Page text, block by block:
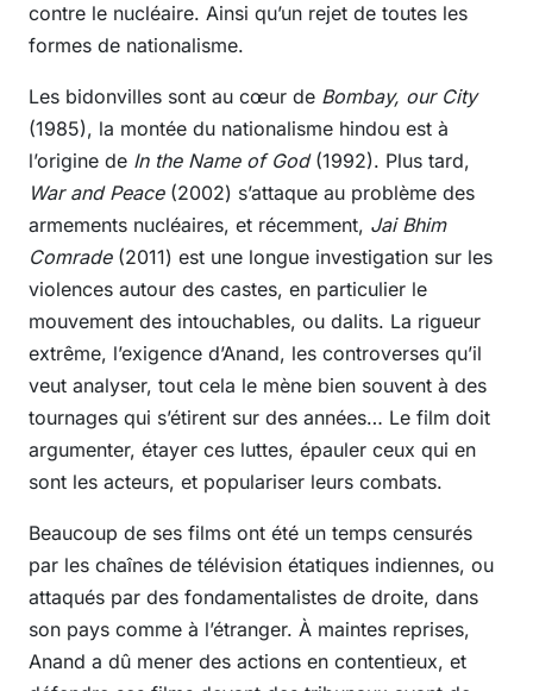
contre le nucléaire. Ainsi qu’un rejet de toutes les
formes de nationalisme.
Les bidonvilles sont au cœur de Bombay, our City
(1985), la montée du nationalisme hindou est à
l’origine de In the Name of God(1992). Plus tard,
War and Peace(2002) s’attaque au problème des
armements nucléaires, et récemment, Jai Bhim
Comrade(2011) est une longue investigation sur les
violences autour des castes, en particulier le
mouvement des intouchables, ou dalits. La rigueur
extrême, l’exigence d’Anand, les controverses qu’il
veut analyser, tout cela le mène bien souvent à des
tournages qui s’étirent sur des années… Le film doit
argumenter, étayer ces luttes, épauler ceux qui en
sont les acteurs, et populariser leurs combats.
Beaucoup de ses films ont été un temps censurés
par les chaînes de télévision étatiques indiennes, ou
attaqués par des fondamentalistes de droite, dans
son pays comme à l’étranger. À maintes reprises,
Anand a dû mener des actions en contentieux, et